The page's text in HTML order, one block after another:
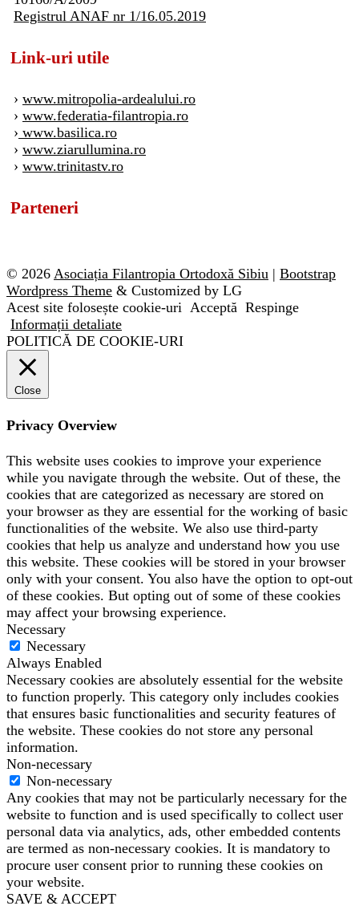
Registrul ANAF nr 1/16.05.2019
Link-uri utile
› www.mitropolia-ardealului.ro
› www.federatia-filantropia.ro
› www.basilica.ro
› www.ziarullumina.ro
› www.trinitastv.ro
Parteneri
© 2026 Asociația Filantropia Ortodoxă Sibiu | Bootstrap
Wordpress Theme & Customized by LG
Acest site folosește cookie-uri Acceptă Respinge
Informații detaliate
POLITICĂ DE COOKIE-URI
Close
Privacy Overview
This website uses cookies to improve your experience
while you navigate through the website. Out of these, the
cookies that are categorized as necessary are stored on
your browser as they are essential for the working of basic
functionalities of the website. We also use third-party
cookies that help us analyze and understand how you use
this website. These cookies will be stored in your browser
only with your consent. You also have the option to opt-out
of these cookies. But opting out of some of these cookies
may affect your browsing experience.
Necessary
Necessary
Always Enabled
Necessary cookies are absolutely essential for the website
to function properly. This category only includes cookies
that ensures basic functionalities and security features of
the website. These cookies do not store any personal
information.
Non-necessary
Non-necessary
Any cookies that may not be particularly necessary for the
website to function and is used specifically to collect user
personal data via analytics, ads, other embedded contents
are termed as non-necessary cookies. It is mandatory to
procure user consent prior to running these cookies on
your website.
SAVE & ACCEPT